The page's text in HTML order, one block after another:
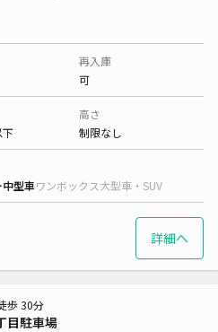
再入庫
可
高さ
制限なし
中型車ワンボックス大型車・SUV
詳細へ
目駐車場
歩 30分